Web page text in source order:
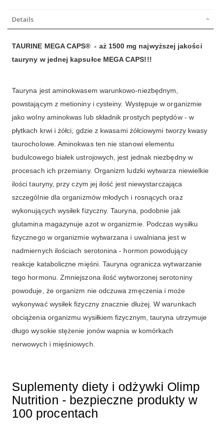
Details
TAURINE MEGA CAPS® - aż 1500 mg najwyższej jakości
tauryny w jednej kapsułce MEGA CAPS!!!
Tauryna jest aminokwasem warunkowo-niezbędnym,
powstającym z metioniny i cysteiny. Występuje w organizmie
jako wolny aminokwas lub składnik prostych peptydów - w
płytkach krwi i żółci, gdzie z kwasami żółciowymi tworzy kwasy
taurocholowe. Aminokwas ten nie stanowi elementu
budulcowego białek ustrojowych, jest jednak niezbędny w
procesach ich przemiany. Organizm ludzki wytwarza niewielkie
ilości tauryny, przy czym jej ilość jest niewystarczająca
szczególnie dla organizmów młodych i rosnących oraz
wykonujących wysiłek fizyczny. Tauryna, podobnie jak
glutamina magazynuje azot w organizmie. Podczas wysiłku
fizycznego w organizmie wytwarzana i uwalniana jest w
nadmiernych ilościach serotonina - hormon powodujący
reakcje kataboliczne mięśni. Tauryna ogranicza wytwarzanie
tego hormonu. Zmniejszona ilość wytworzonej serotoniny
powoduje, że organizm nie odczuwa zmęczenia i może
wykonywać wysiłek fizyczny znacznie dłużej. W warunkach
obciążenia organizmu wysiłkiem fizycznym, tauryna utrzymuje
długo wysokie stężenie jonów wapnia w komórkach
nerwowych i mięśniowych.
Suplementy diety i odżywki Olimp
Nutrition - bezpieczne produkty w
100 procentach